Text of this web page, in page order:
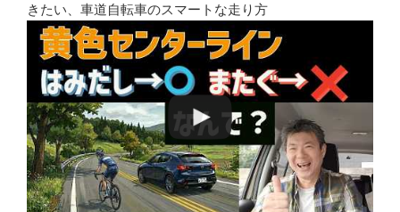
きたい、車道自転車のスマートな走り方